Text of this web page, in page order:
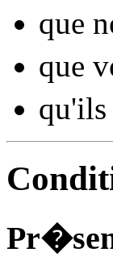
que
que
qu'ils